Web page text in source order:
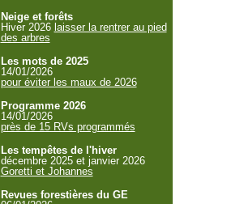
Neige et forêts
Hiver 2026 laisser la rentrer au pied
des arbres
Les mots de 2025
14/01/2026
pour éviter les maux de 2026
Programme 2026
14/01/2026
près de 15 RVs programmés
Les tempêtes de l'hiver
décembre 2025 et janvier 2026
Goretti et Johannes
Revues forestières du GE